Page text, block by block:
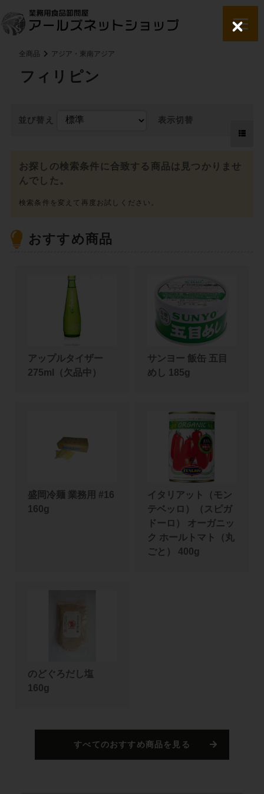
全商品 アジア・東南アジア
フィリピン
並び替え 表示切替
お探しの検索条件に合致する商品は見つかりませ
んでした。
おすすめ商品
アップルタイザー
275ml（欠品中）
サンヨー 飯缶 五目
めし 185g
盛岡冷麺 業務用 #16
160g
イタリアット（モン
テベッロ）（スピガ
ドーロ） オーガニッ
ク ホールトマト（丸
ごと） 400g
のどぐろだし塩
160g
すべてのおすすめ商品を見る
C
l